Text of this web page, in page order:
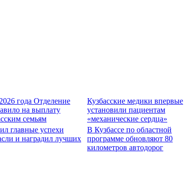
года Отделение
на выплату
семьям
Кузбасские медики впервые
установили пациентам
«механические сердца»
главные успехи
и наградил лучших
В Кузбассе по областной
программе обновляют 80
километров автодорог